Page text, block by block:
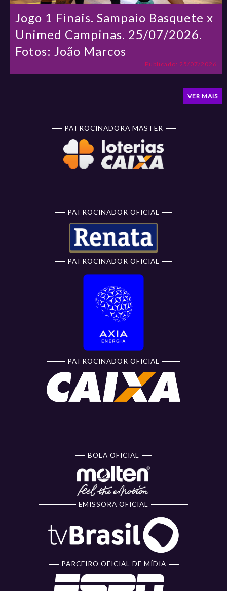
Jogo 1 Finais. Sampaio Basquete x
Unimed Campinas. 25/07/2026.
Fotos: João Marcos
Publicado: 25/07/2026
VER MAIS
PATROCINADORA MASTER
PATROCINADOR OFICIAL
PATROCINADOR OFICIAL
PATROCINADOR OFICIAL
BOLA OFICIAL
EMISSORA OFICIAL
PARCEIRO OFICIAL DE MÍDIA